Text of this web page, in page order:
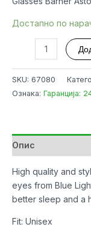
Достапно по
Barner
Astoria
Protection
количина
SKU: 67080
Ознака: Гаранција:
Опис
High quality and
eyes from Blue
better sleep and a
Fit: Unisex